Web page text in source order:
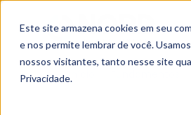
Este site armazena cookies em seu
e nos permite lembrar de você.
nossos visitantes, tanto nesse site
Privacidade.